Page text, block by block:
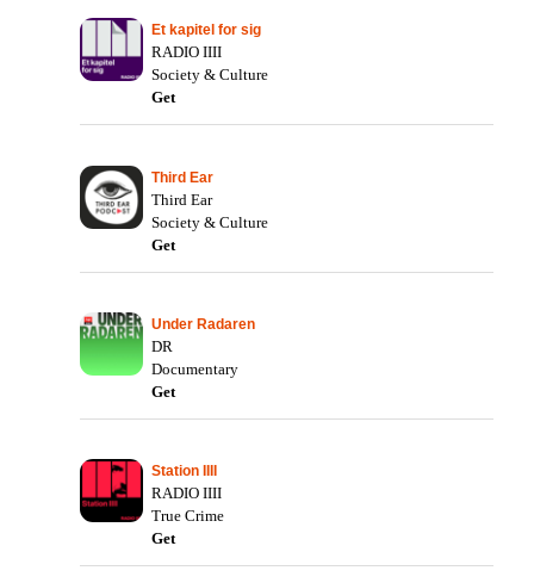
Et kapitel for sig
RADIO IIII
Society & Culture
Get
Third Ear
Third Ear
Society & Culture
Get
Under Radaren
DR
Documentary
Get
Station IIII
RADIO IIII
True Crime
Get